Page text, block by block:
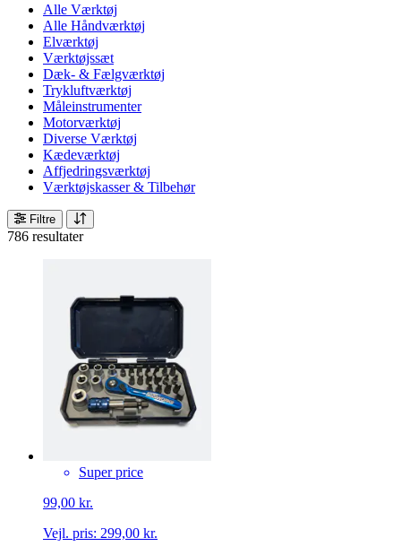
Alle Værktøj
Alle Håndværktøj
Elværktøj
Værktøjssæt
Dæk- & Fælgværktøj
Trykluftværktøj
Måleinstrumenter
Motorværktøj
Diverse Værktøj
Kædeværktøj
Affjedringsværktøj
Værktøjskasser & Tilbehør
Filtre
786 resultater
Super price
99,00 kr.
Vejl. pris: 299,00 kr.